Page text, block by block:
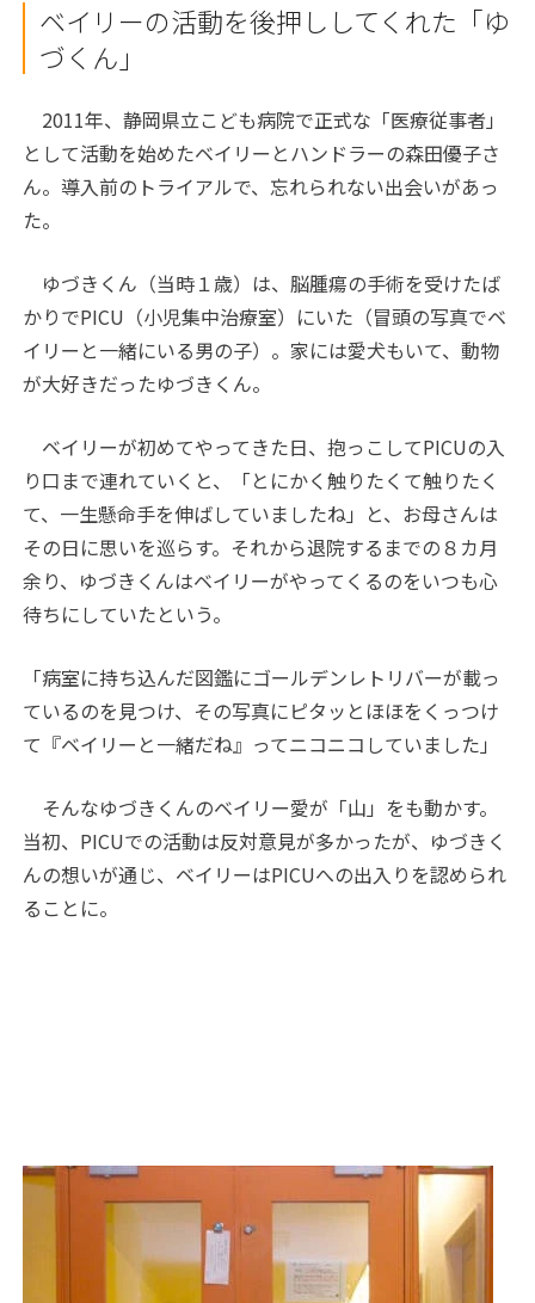
ベイリーの活動を後押ししてくれた「ゆ
づくん」
2011年、静岡県立こども病院で正式な「医療従事者」
として活動を始めたベイリーとハンドラーの森田優子さ
ん。導入前のトライアルで、忘れられない出会いがあっ
た。
ゆづきくん（当時１歳）は、脳腫瘍の手術を受けたば
かりでPICU（小児集中治療室）にいた（冒頭の写真でベ
イリーと一緒にいる男の子）。家には愛犬もいて、動物
が大好きだったゆづきくん。
ベイリーが初めてやってきた日、抱っこしてPICUの入
り口まで連れていくと、「とにかく触りたくて触りたく
て、一生懸命手を伸ばしていましたね」と、お母さんは
その日に思いを巡らす。それから退院するまでの８カ月
余り、ゆづきくんはベイリーがやってくるのをいつも心
待ちにしていたという。
「病室に持ち込んだ図鑑にゴールデンレトリバーが載っ
ているのを見つけ、その写真にピタッとほほをくっつけ
て『ベイリーと一緒だね』ってニコニコしていました」
そんなゆづきくんのベイリー愛が「山」をも動かす。
当初、PICUでの活動は反対意見が多かったが、ゆづきく
んの想いが通じ、ベイリーはPICUへの出入りを認められ
ることに。